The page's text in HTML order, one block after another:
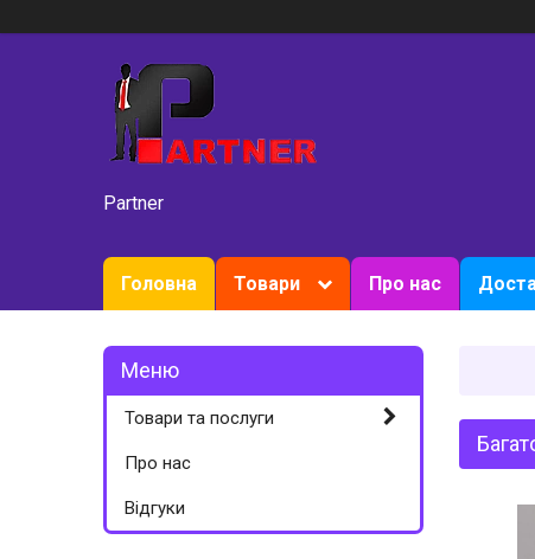
Partner
Головна Товари Про нас
Товари та послуги
Про нас
Вiдгуки